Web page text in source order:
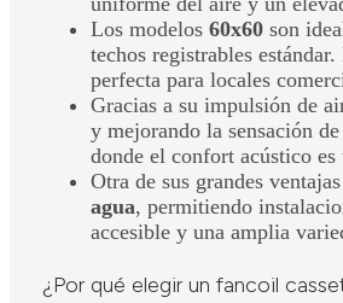
Los modelos 60x60son
techos registrables
perfecta para locales
Gracias a su impulsión de
y mejorando la sensación
donde el confort acústico
Otra de sus grandes
agua, permitiendo
accesible y una amplia
¿Por qué elegir un fancoil